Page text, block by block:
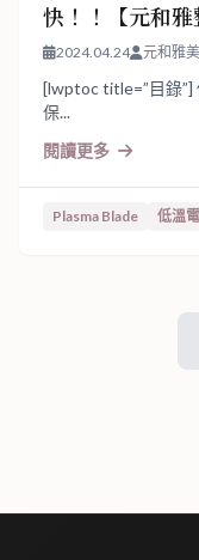
快！！【元和雅
2024.04.24 元和雅
[lwptoc title=”目錄”]
保...
閱讀更多
Plasma Blade 低溫